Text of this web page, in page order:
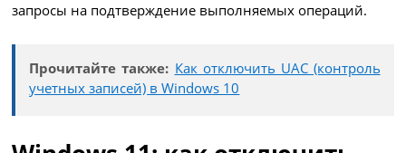
запросы на подтверждение выполняемых операций.
Прочитайте также: Как отключить UAC (контроль
учетных записей) в Windows 10